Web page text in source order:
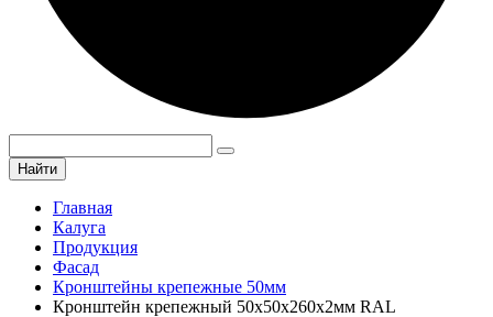
Найти
Главная
Калуга
Продукция
Фасад
Кронштейны крепежные 50мм
Кронштейн крепежный 50х50х260х2мм RAL